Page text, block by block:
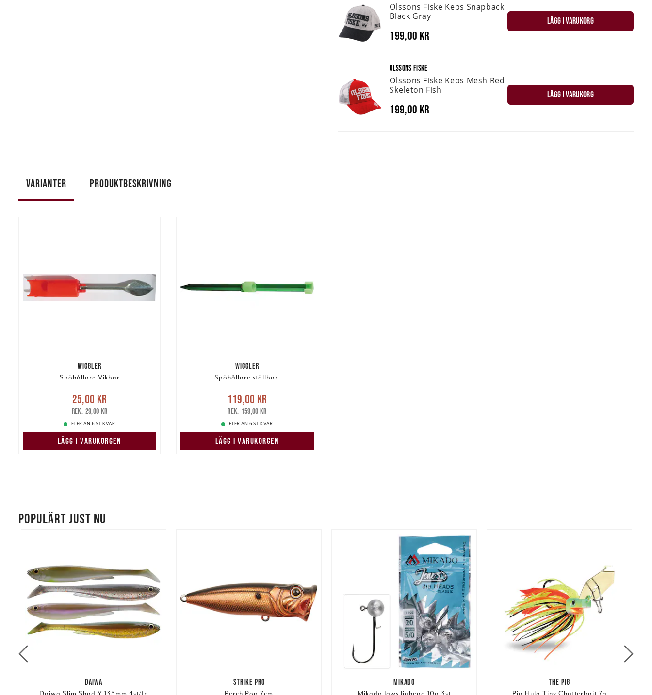
Olssons Fiske Keps Snapback
Black Gray
199,00 kr
LÄGG I VARUKORG
OLSSONS FISKE
Olssons Fiske Keps Mesh Red
Skeleton Fish
199,00 kr
LÄGG I VARUKORG
VARIANTER PRODUKTBESKRIVNING
WIGGLER
Spöhållare Vikbar
Nuvarande pris
Tidigare pris
25,00 kr
29,00 kr
FLER ÄN 6 ST KVAR
LÄGG I VARUKORGEN
WIGGLER
Spöhållare ställbar.
Nuvarande pris
119,00 krTidigare pris
159,00 kr
119,00 kr
159,00 kr
FLER ÄN 6 ST KVAR
LÄGG I VARUKORGEN
POPULÄRT JUST NU
DAIWA STRIKE PRO MIKADO THE PIG